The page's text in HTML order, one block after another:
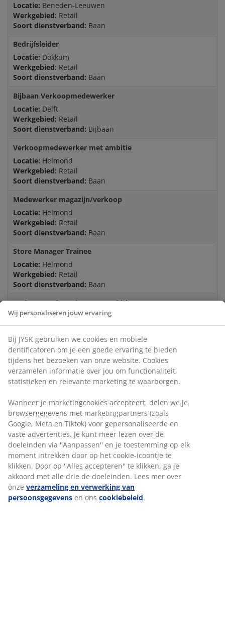
Locatie: Beneden-Leeuwen
Werkgebied: Retail
Soort dienstverband: Baan
Bedrijfsleider
Locatie: Dokkum
Werkgebied: Retail
Soort dienstverband: Baan
Bijbaan Verkoopmedewerker
Locatie: Delft
Werkgebied: Retail
Soort dienstverband: Bijbaan
Verkoopmedewerker met ambitie
Locatie: Helmond
Werkgebied: Retail
Soort dienstverband: Baan
Medewerker magazijn/verkoop
Locatie: Helmond
Werkgebied: Retail
Soort dienstverband: Baan
Store Manager Trainee
Locatie: Helmond
Werkgebied: Retail
Soort dienstverband: Baan
Verkoopmedewerker met ambitie
Locatie:Spijkenisse
Werkgebied:Retail
Soort dienstverband:Baan
Logistiek Medewerker Retail
Locatie:Spijkenisse
Werkgebied: Retail
Store Manager Trainee
Locatie:Waalwijk
Werkgebied:
Retail
Soort dienstverband:Baan
Verkoopmedewerker met ambitie
Locatie: Waalwijk
Werkgebied:Retail
Soort dienstverband:Baan
Wij personaliseren jouw ervaring
Bij JYSK gebruiken we cookies en mobiele
dentificatoren om je een goede ervaring te bieden
tijdens het bezoeken van onze website. Cookies
verzamelen informatie over jou om functionaliteit,
statistieken en relevante marketing te waarborgen.
Wanneer je marketingcookies accepteert, delen we je
browsergegevens met marketingpartners (zoals
Google, Meta en Tiktok) voor gepersonaliseerde en
vaste advertenties. Je kunt meer lezen over de
doeleinden via ''Aanpassen'' en je toestemming op elk
moment intrekken door op het cookie-icoontje te
klikken. Door op ''Alles accepteren'' te klikken, ga je
akkoord met alle drie de doeleinden. Lees mer over
onze verzameling en verwerking van
persoonsgegevens en ons cookiebeleid.